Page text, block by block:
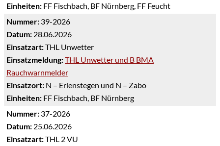
Einheiten: FF Fischbach, BF Nürnberg, FF Feucht
Nummer: 39-2026
Datum: 28.06.2026
Einsatzart:THL Unwetter
Einsatzmeldung:THL Unwetter und B BMA
Rauchwarnmelder
Einsatzort: N – Erlenstegen und N – Zabo
Einheiten: FF Fischbach, BF Nürnberg
Nummer: 37-2026
Datum: 25.06.2026
Einsatzart:THL 2 VU